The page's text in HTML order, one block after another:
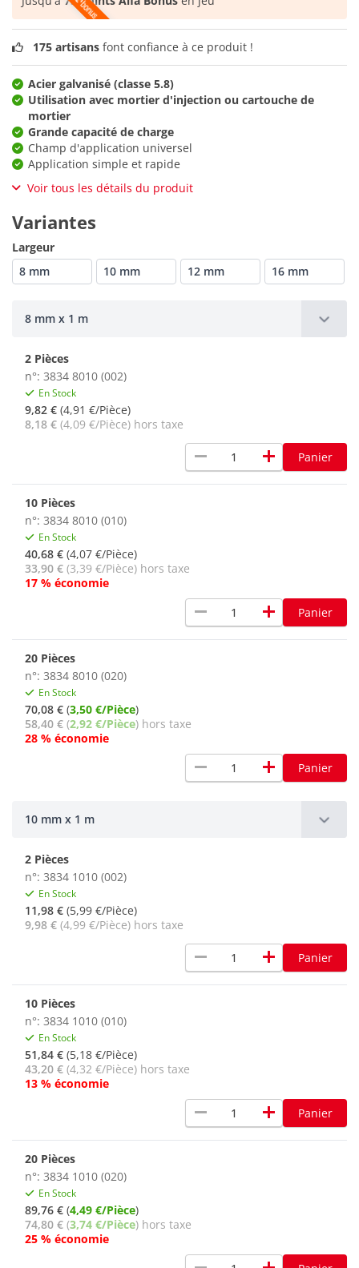
175 artisans font confiance à ce produit !
Acier galvanisé (classe 5.8)
Utilisation avec mortier d'injection ou cartouche de
mortier
Grande capacité de charge
Champ d'application universel
Application simple et rapide
Voir tous les détails du produit
Variantes
Largeur
8 mm
10 mm 12 mm 16 mm
8 mm x 1 m
2 Pièces
n°: 3834 8010 (002)
En Stock
9,82 € (4,91 €/Pièce)
8,18 € (4,09 €/Pièce) hors taxe
remove add Panier
10 Pièces
n°: 3834 8010 (010)
En Stock
40,68 € (4,07 €/Pièce)
33,90 € (3,39 €/Pièce) hors taxe
17 % économie
remove add Panier
20 Pièces
n°: 3834 8010 (020)
En Stock
70,08 € (3,50 €/Pièce)
58,40 € (2,92 €/Pièce) hors taxe
28 % économie
remove add Panier
10 mm x 1 m
2 Pièces
n°: 3834 1010 (002)
En Stock
11,98 € (5,99 €/Pièce)
9,98 € (4,99 €/Pièce) hors taxe
remove add Panier
10 Pièces
n°: 3834 1010 (010)
En Stock
51,84 € (5,18 €/Pièce)
43,20 € (4,32 €/Pièce) hors taxe
13 % économie
remove add Panier
20 Pièces
n°: 3834 1010 (020)
En Stock
89,76 € (4,49 €/Pièce)
74,80 € (3,74 €/Pièce) hors taxe
25 % économie